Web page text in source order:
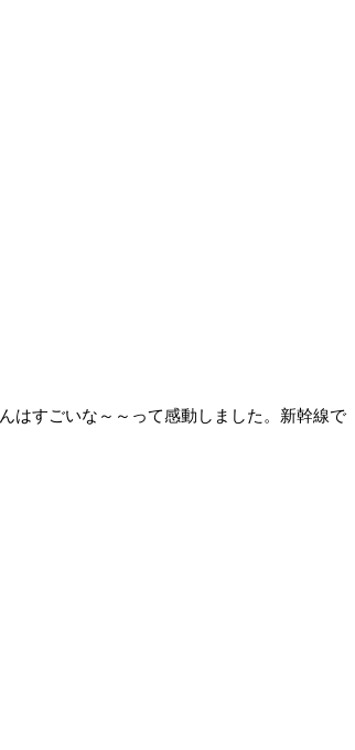
はすごいな～～って感動しました。新幹線で